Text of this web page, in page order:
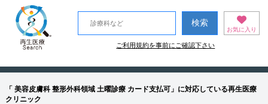
お気に入り
ご利用規約を事前にご確認下さい
「 美容皮膚科 整形外科領域 土曜診療 カード支払可」に対応している再生医療
クリニック